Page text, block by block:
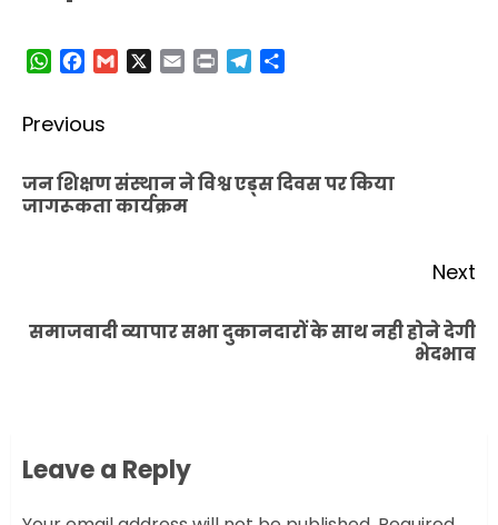
WhatsApp
Facebook
Gmail EmailPrint Telegram
Post
navigation
Previous
जन शिक्षण संस्थान ने विश्व एड्स दिवस पर किया
जागरूकता कार्यक्रम
Next
Next
समाजवादी व्यापार सभा दुकानदारों के साथ नही होने देगी
भेदभाव
Leave a Reply